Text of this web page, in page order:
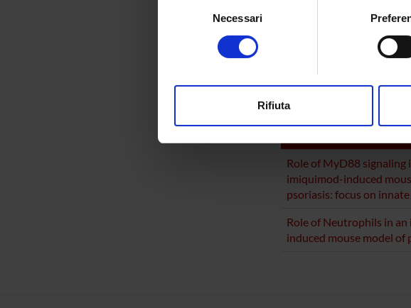
raccogliere informazioni sulla tua
digitali).
modificare o ritirare il tuo consenso in
che hanno raccolto dal tuo utilizzo dei loro
Necessari
Rifiuta
General Pathology Section
Role of MyD88 signaling
imiquimod-induced
psoriasis: focus on
Role of Neutrophils in
induced mouse model of